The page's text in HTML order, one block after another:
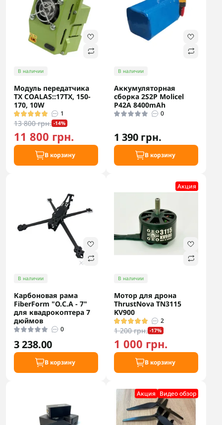
В наличии
Модуль передатчика
TX COALAS::17TX, 150-
170, 10W
1
13 800 грн. -14%
11 800 грн.
В корзину
В наличии
Аккумуляторная
сборка 2S2P Molicel
P42A 8400mAh
0
1 390 грн.
В корзину
В наличии
Карбоновая рама
FiberForm "О.С.А - 7"
для квадрокоптера 7
дюймов
0
3 238.00
В корзину
Акция
В наличии
Мотор для дрона
ThrustNova TN3115
KV900
2
1 200 грн. -17%
1 000 грн.
В корзину
Акция Видео обзор